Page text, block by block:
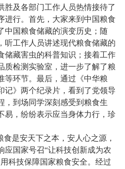
胜及各部门工作人员热情接待了
进行。首先，大家来到中国粮食
中国粮食储藏的演变历史；随
听工作人员讲述现代粮食储藏的
储藏害虫的科普知识；接着工作
质检测实验室，进一步了解了粮
等环节。最后，通过《中华粮
记》两个纪录片，看到了党领导
，到场同学深刻感受到粮食生
易，纷纷表示应当身体力行，珍
食是安天下之本，安人心之源，
应国家号召“让科技创新成为农
科技保障国家粮食安全。经过